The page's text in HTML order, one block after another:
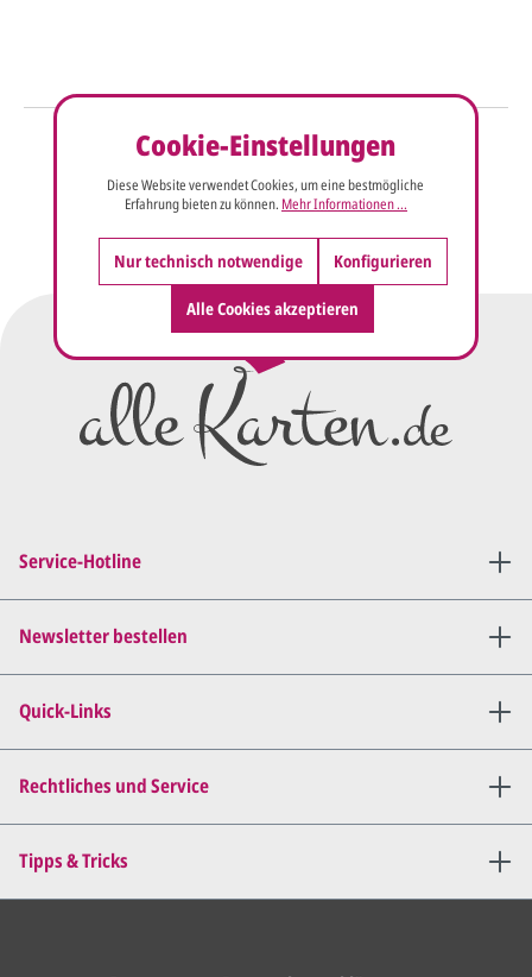
So einfach geht's
Sie senden uns IhreAnfrage
über dieses Formular mit Ihren
vorläufigen Wünschen für den
Druck.
Wir erstellen ein
Preisangebotund im
Anschluss den ersten
Entwurf/Korrekturabzug
Diesen senden wir Ihnen als
PDF per E-Mail.
uns, was Sie amEntwurf
Wir senden Ihnen den
Dies wiederholen wir so lange,
bis
Service-Hotline
Rechtliches und Service
Tipps & Tricks
Quick-Links
Newsletter bestellen
Cookie-Einstellungen
Diese Website verwendet Cookies, um eine bestmögliche
Erfahrung bieten zu können. Mehr Informationen ...
Nur technisch notwendige Konfigurieren
Alle Cookies akzeptieren